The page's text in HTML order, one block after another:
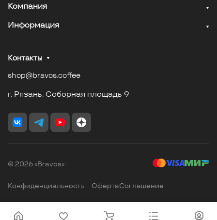
Компания
Информация
Контакты
shop@bravos.coffee
г. Рязань. Соборная площадь 9
© 2026 «Bravos»
Конфиденциальность ОфертаСоглашение